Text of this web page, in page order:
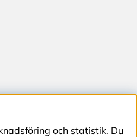
och statistik. Du